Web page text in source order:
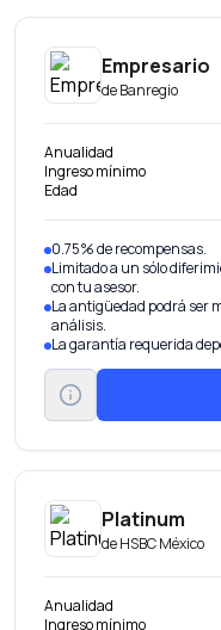
Empresario
deBanregio
Anualidad
Ingreso mínimo
Edad
0.75% de recompensas.
Limitado a un sólo
con tu asesor.
La antigüedad podrá ser
análisis.
La garantía requerida
Platinum
deHSBC México
Anualidad
Ingreso mínimo